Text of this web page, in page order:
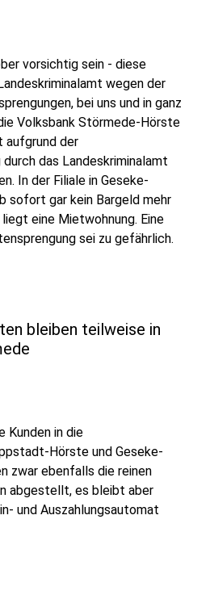
vorsichtig sein - diese
wegen der
bei uns und in ganz
Volksbank Störmede-Hörste
aufgrund der
das Landeskriminalamt
In der Filiale in Geseke-
sofort gar kein Bargeld mehr
eine Mietwohnung. Eine
sei zu gefährlich.
bleiben teilweise in
Kunden in die
Hörste und Geseke-
zwar ebenfalls die reinen
abgestellt, es bleibt aber
und Auszahlungsautomat